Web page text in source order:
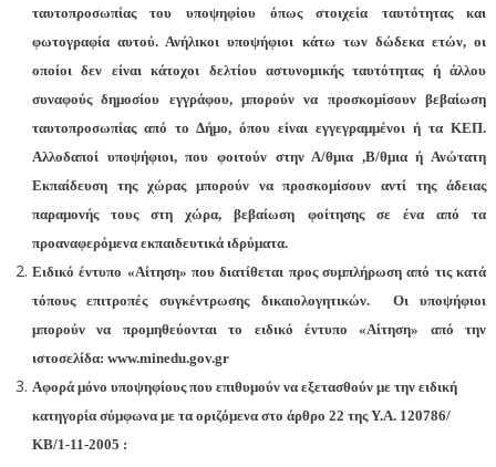
ταυτοπροσωπίας του υποψηφίου όπως στοιχεία ταυτότητας και
φωτογραφία αυτού. Ανήλικοι υποψήφιοι κάτω των δώδεκα ετών, οι
οποίοι δεν είναι κάτοχοι δελτίου αστυνομικής ταυτότητας ή άλλου
συναφούς δημοσίου εγγράφου, μπορούν να προσκομίσουν βεβαίωση
ταυτοπροσωπίας από το Δήμο, όπου είναι εγγεγραμμένοι ή τα ΚΕΠ.
Αλλοδαποί υποψήφιοι, που φοιτούν στην Α/θμια ,Β/θμια ή Ανώτατη
Εκπαίδευση της χώρας μπορούν να προσκομίσουν αντί της άδειας
παραμονής τους στη χώρα, βεβαίωση φοίτησης σε ένα από τα
προαναφερόμενα εκπαιδευτικά ιδρύματα.
Ειδικό έντυπο «Aίτηση» που διατίθεται προς συμπλήρωση από τις κατά
τόπους επιτροπές συγκέντρωσης δικαιολογητικών. Οι υποψήφιοι
μπορούν να προμηθεύονται το ειδικό έντυπο «Αίτηση» από την
ιστοσελίδα: www.minedu.gov.gr
Αφορά μόνο υποψηφίους που επιθυμούν να εξετασθούν με την ειδική
κατηγορία σύμφωνα με τα οριζόμενα στο άρθρο 22 της Υ.Α. 120786/
ΚΒ/1-11-2005 :